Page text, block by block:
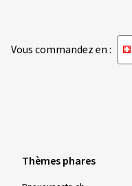
Vous commandez en :
Thèmes phares